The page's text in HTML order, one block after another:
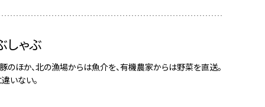
しゃぶ
のほか、北の漁場からは魚介を、有機農家からは野菜を直送。
いない。